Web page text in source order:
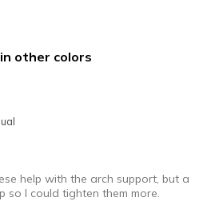
other colors
help with the arch support, but a
so I could tighten them more.